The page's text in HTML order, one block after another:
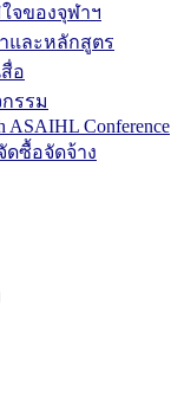
จของจุฬาฯ
และหลักสูตร
อ
รรม
ASAIHL Conference
ดซื้อจัดจ้าง